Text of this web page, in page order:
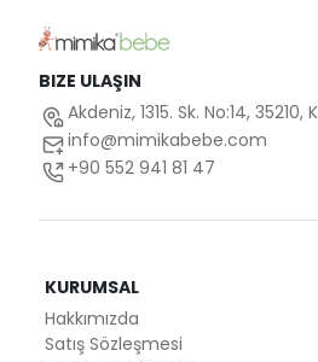
BIZE ULAŞIN
Akdeniz, 1315. Sk. No:14,
info@mimikabebe.com
+90 552 941 81 47
KURUMSAL
Hakkımızda
Satış Sözleşmesi